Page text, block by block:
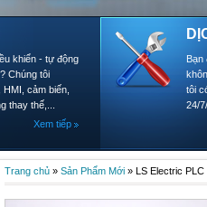
khiển - tự động
Chúng tôi
cảm biến,
thay thế,...
Xem tiếp
Bạn
tôi
24/
Trang chủ » Sản Phẩm Mới » LS Electric